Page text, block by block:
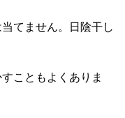
てません。日陰干し
こともよくありま